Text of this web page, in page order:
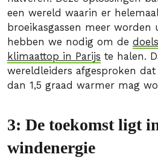
een wereld waarin er
broeikasgassen meer worden
hebben we nodig om de
klimaattop in Parijs te halen.
wereldleiders afgesproken
dan 1,5 graad warmer mag
3: De toekomst ligt
windenergie